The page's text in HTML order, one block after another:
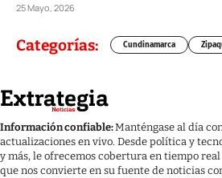
25 Mayo, 2026
Categorías: Cundinamarca
Información confiable:Manténgase al día
actualizaciones en vivo. Desde política y
y más, le ofrecemos cobertura en tiempo
que nos convierte en su fuente de noticias